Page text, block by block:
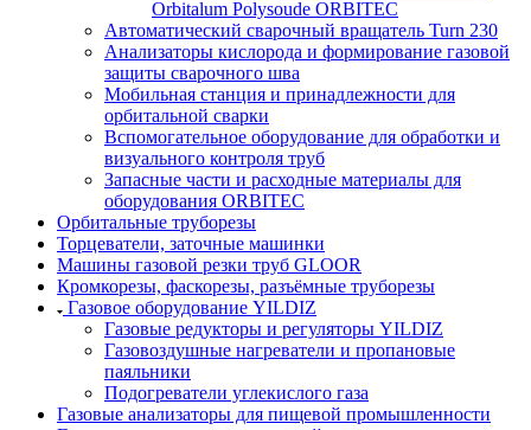
Orbitalum Polysoude ORBITEC
Автоматический сварочный вращатель Turn 230
Анализаторы кислорода и формирование газовой
защиты сварочного шва
Мобильная станция и принадлежности для
орбитальной сварки
Вспомогательное оборудование для обработки и
визуального контроля труб
Запасные части и расходные материалы для
оборудования ORBITEC
Орбитальные труборезы
Торцеватели, заточные машинки
Машины газовой резки труб GLOOR
Кромкорезы, фаскорезы, разъёмные труборезы
Газовое оборудование YILDIZ
Газовые редукторы и регуляторы YILDIZ
Газовоздушные нагреватели и пропановые
паяльники
Подогреватели углекислого газа
Газовые анализаторы для пищевой промышленности